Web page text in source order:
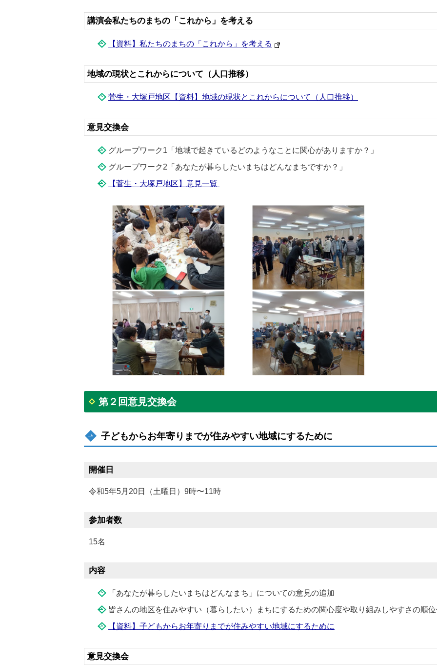
講演会私たちのまちの「これから」を考える
【資料】私たちのまちの「これから」を考える
地域の現状とこれからについて（人口推移）
菅生・大塚戸地区【資料】地域の現状とこれからについて（人口推移）
意見交換会
グループワーク1「地域で起きているどのようなことに関心がありますか？」
グループワーク2「あなたが暮らしたいまちはどんなまちですか？」
【菅生・大塚戸地区】意見一覧
第２回意見交換会
子どもからお年寄りまでが住みやすい地域にするために
開催日
令和5年5月20日（土曜日）9時〜11時
参加者数
15名
内容
「あなたが暮らしたいまちはどんなまち」についての意見の追加
皆さんの地区を住みやすい（暮らしたい）まちにするための関心度や取り組みしやすさの順
【資料】子どもからお年寄りまでが住みやすい地域にするために
意見交換会